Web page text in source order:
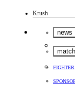
Krush
news
match
FIGHTER